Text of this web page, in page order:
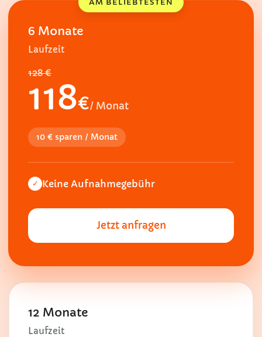
6 Monate
Laufzeit
128 €
118€/ Monat
10 € sparen / Monat
✓ Keine Aufnahmegebühr
Jetzt anfragen
12 Monate
Laufzeit